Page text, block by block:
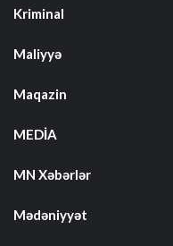
Kriminal
Maliyyə
Maqazin
MEDİA
MN Xəbərlər
Mədəniyyət